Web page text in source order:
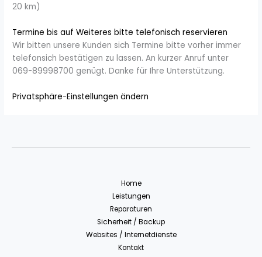
20 km)
Termine bis auf Weiteres bitte telefonisch reservieren
Wir bitten unsere Kunden sich Termine bitte vorher immer
telefonsich bestätigen zu lassen. An kurzer Anruf unter
069-89998700 genügt. Danke für Ihre Unterstützung.
Privatsphäre-Einstellungen ändern
Home
Leistungen
Reparaturen
Sicherheit / Backup
Websites / Internetdienste
Kontakt